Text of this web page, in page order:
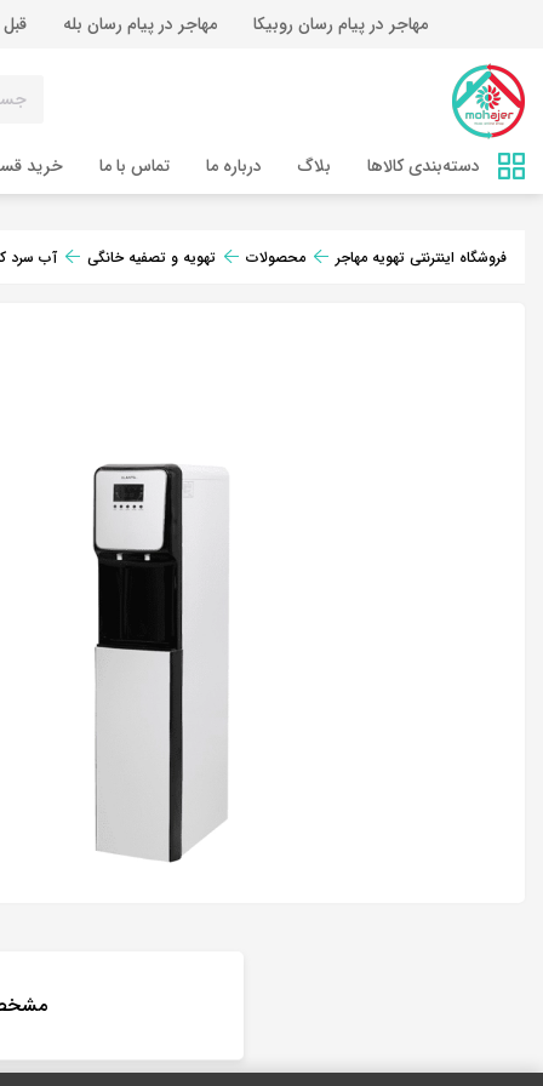
مهاجر در پیام رسان روبیکا مهاجر در پیام رسان بله
دسته‌بندی کالاها بلاگ درباره ما تماس‌ با ما خرید
فروشگاه اینترنتی تهویه مهاجر محصولات تهویه و تصفیه خانگی آب سرد